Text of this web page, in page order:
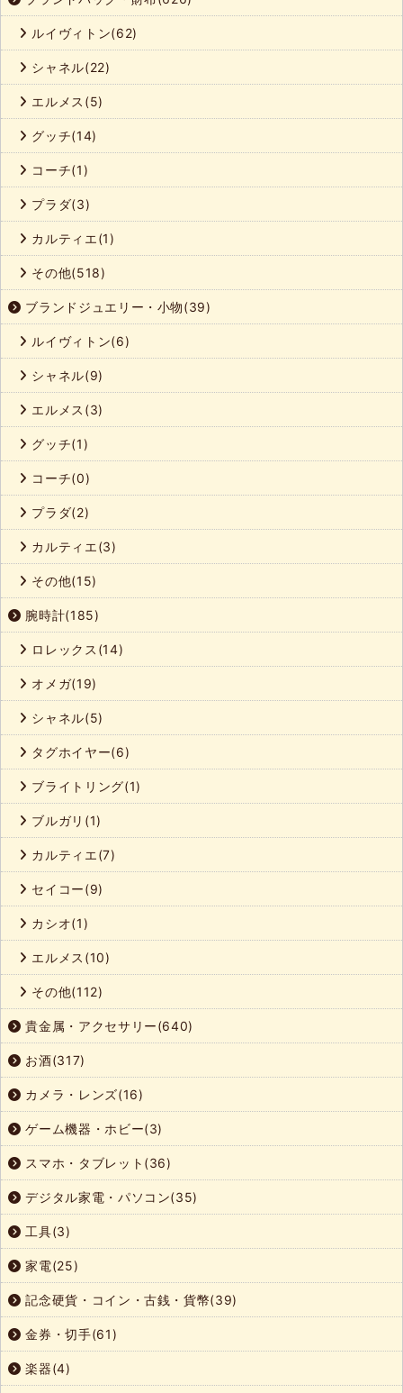
ルイヴィトン(62)
シャネル(22)
エルメス(5)
グッチ(14)
コーチ(1)
プラダ(3)
カルティエ(1)
その他(518)
ブランドジュエリー・小物(39)
ルイヴィトン(6)
シャネル(9)
エルメス(3)
グッチ(1)
コーチ(0)
プラダ(2)
カルティエ(3)
その他(15)
腕時計(185)
ロレックス(14)
オメガ(19)
シャネル(5)
タグホイヤー(6)
ブライトリング(1)
ブルガリ(1)
カルティエ(7)
セイコー(9)
カシオ(1)
エルメス(10)
その他(112)
貴金属・アクセサリー(640)
お酒(317)
カメラ・レンズ(16)
ゲーム機器・ホビー(3)
スマホ・タブレット(36)
デジタル家電・パソコン(35)
工具(3)
家電(25)
記念硬貨・コイン・古銭・貨幣(39)
金券・切手(61)
楽器(4)